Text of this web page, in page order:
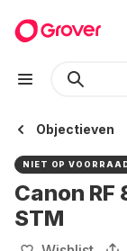
Objectieven
NIET OP
Canon RF
STM